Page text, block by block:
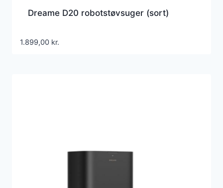
Dreame D20 robotstøvsuger (sort)
1.899,00 kr.